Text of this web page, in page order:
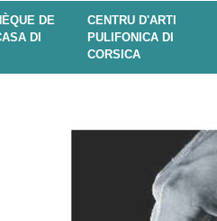
DE
DI
CENTRU D'ARTI
PULIFONICA DI
CORSICA